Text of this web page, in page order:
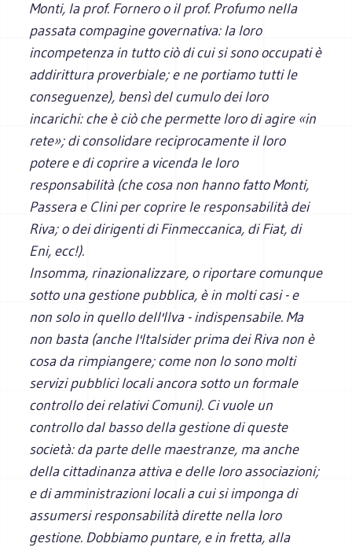
Monti, la prof. Fornero o il prof. Profumo nella
passata compagine governativa: la loro
incompetenza in tutto ciò di cui si sono occupati è
addirittura proverbiale; e ne portiamo tutti le
conseguenze), bensì del cumulo dei loro
incarichi: che è ciò che permette loro di agire «in
rete»; di consolidare reciprocamente il loro
potere e di coprire a vicenda le loro
responsabilità (che cosa non hanno fatto Monti,
Passera e Clini per coprire le responsabilità dei
Riva; o dei dirigenti di Finmeccanica, di Fiat, di
Eni, ecc!).
Insomma, rinazionalizzare, o riportare comunque
sotto una gestione pubblica, è in molti casi - e
non solo in quello dell'Ilva - indispensabile. Ma
non basta (anche l'Italsider prima dei Riva non è
cosa da rimpiangere; come non lo sono molti
servizi pubblici locali ancora sotto un formale
controllo dei relativi Comuni). Ci vuole un
controllo dal basso della gestione di queste
società: da parte delle maestranze, ma anche
della cittadinanza attiva e delle loro associazioni;
e di amministrazioni locali a cui si imponga di
assumersi responsabilità dirette nella loro
gestione. Dobbiamo puntare, e in fretta, alla